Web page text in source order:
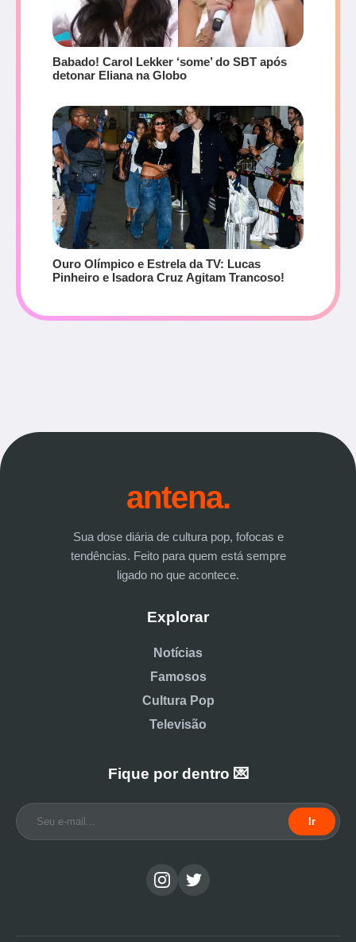
Babado! Carol Lekker ‘some’ do SBT após
detonar Eliana na Globo
Ouro Olímpico e Estrela da TV: Lucas
Pinheiro e Isadora Cruz Agitam Trancoso!
antena.
Sua dose diária de cultura pop, fofocas e
tendências. Feito para quem está sempre
ligado no que acontece.
Explorar
Notícias
Famosos
Cultura Pop
Televisão
Fique por dentro 💌
Ir